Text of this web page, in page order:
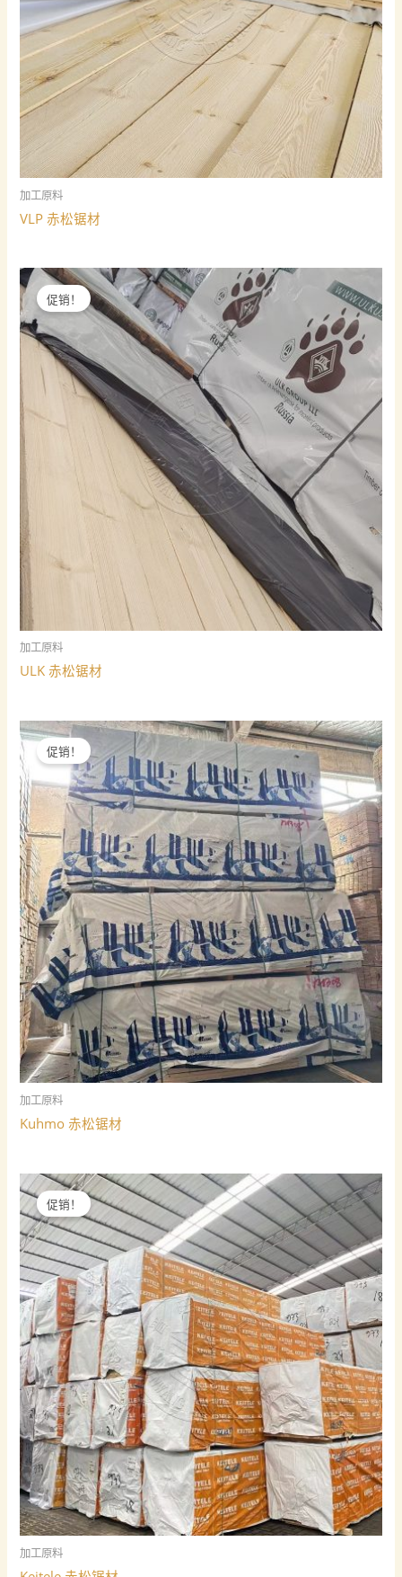
加工原料
VLP 赤松锯材
促销！
加工原料
ULK 赤松锯材
促销！
加工原料
Kuhmo 赤松锯材
促销！
加工原料